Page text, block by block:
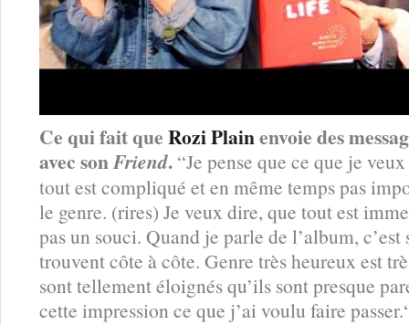
Ce qui fait queRozi Plainenvoie des
avec sonFriend. “Je pense que ce que je
tout est compliqué et en même temps pas
le genre. (rires) Je veux dire, que tout est
pas un souci. Quand je parle de l’album,
trouvent côte à côte. Genre très heureux est
sont tellement éloignés qu’ils sont presque
cette impression ce que j’ai voulu faire